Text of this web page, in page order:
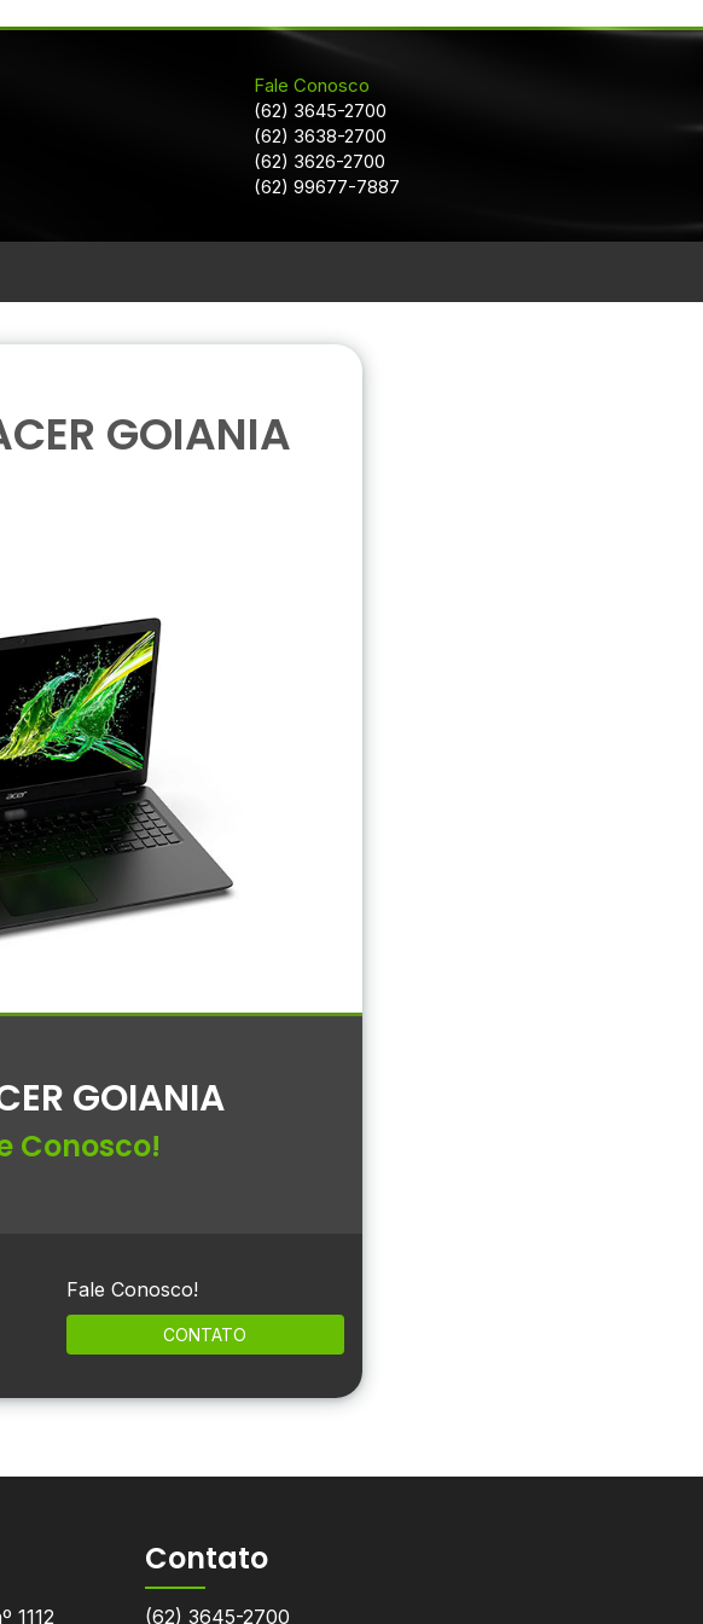
Fale Conosco
(62) 3645-2700
(62) 3638-2700
(62) 3626-2700
(62) 99677-7887
GOIANIA
GOIANIA
Conosco!
Fale Conosco!
CONTATO
1112
Contato
(62) 3645-2700